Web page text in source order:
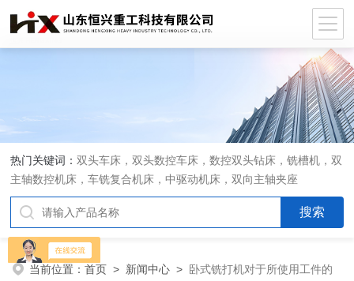
热门关键词：双头车床，双头数控车床，数控双头钻床，铣槽机，双
主轴数控机床，车铣复合机床，中驱动机床，双向主轴夹座
当前位置：首页 > 新闻中心 > 卧式铣打机对于所使用工件的